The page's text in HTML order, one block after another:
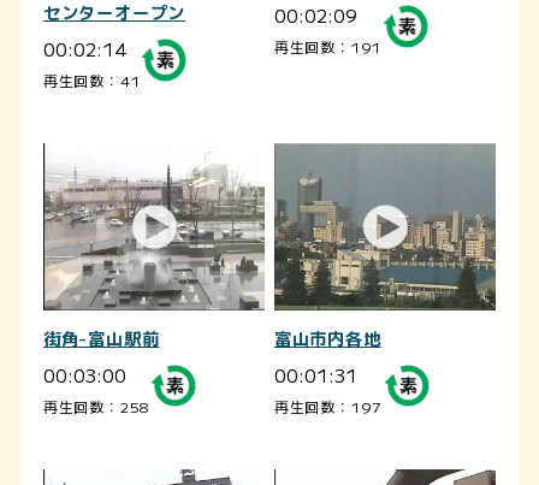
センターオープン
00:02:14
再生回数：41
00:02:09
再生回数：191
街角-富山駅前
00:03:00
再生回数：258
富山市内各地
00:01:31
再生回数：197